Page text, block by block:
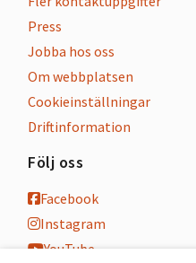
Press
Jobba hos oss
Om webbplatsen
Cookieinställningar
Driftinformation
Följ oss
Facebook
Instagram
YouTube